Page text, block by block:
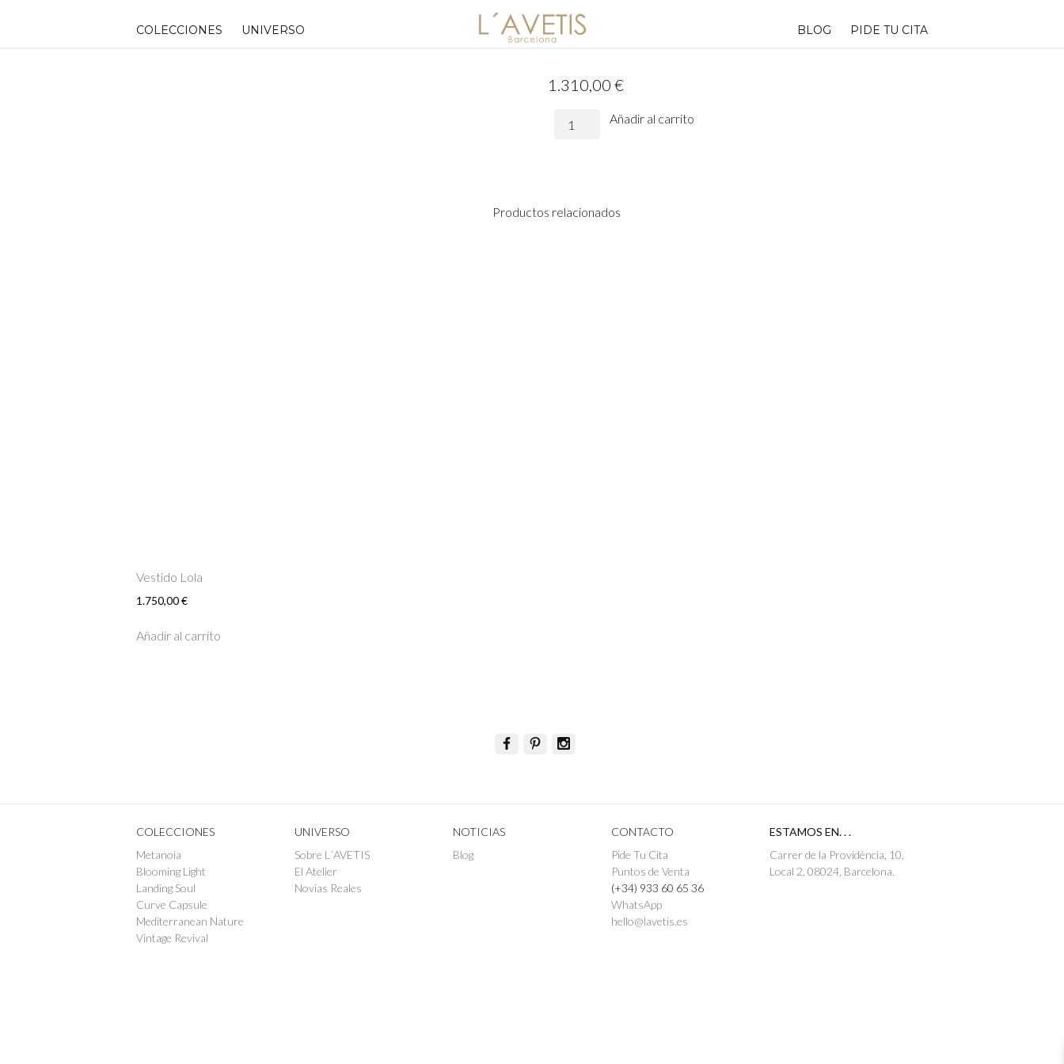
content
COLECCIONES UNIVERSO BLOG PIDE TU CITA
1.310,00 €
Vestido
Añadir al carrito
Productos relacionados
Vestido Lola
1.750,00€
Añadir al carrito
COLECCIONES
Metanoia
Blooming Light
Landing Soul
Curve Capsule
Mediterranean Nature
Vintage Revival
UNIVERSO
Sobre L´AVETIS
El Atelier
Novias Reales
NOTICIAS
Blog
CONTACTO
Pide Tu Cita
Puntos de Venta
(+34) 933 60 65 36
WhatsApp
hello@lavetis.es
ESTAMOS EN. . .
Carrer de la Providència, 10,
Local 2, 08024, Barcelona.